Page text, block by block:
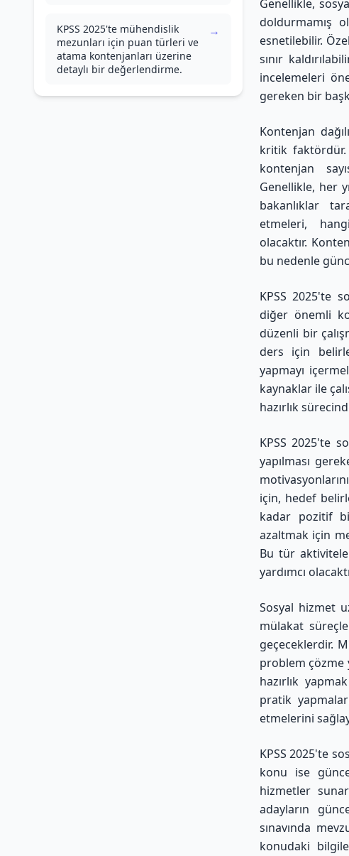
KPSS 2025'te mühendislik
mezunları için puan türleri ve
atama kontenjanları üzerine
detaylı bir değerlendirme.
→
Genellikle,
doldurmamış
esnetilebilir.
sınır
incelemeleri
gereken bir
Kontenjan
kritik faktördür.
kontenjan
Genellikle, her
bakanlıklar
etmeleri,
olacaktır.
bu nedenle
KPSS 2025'te
diğer önemli
düzenli bir
ders için
yapmayı
kaynaklar ile
hazırlık
KPSS 2025'te
yapılması
için, hedef
kadar pozitif
azaltmak için
Bu tür
yardımcı
Sosyal hizmet
mülakat
geçeceklerdir.
problem çözme
hazırlık
pratik
etmelerini
KPSS 2025'te
konu ise
hizmetler
adayların
sınavında
konudaki